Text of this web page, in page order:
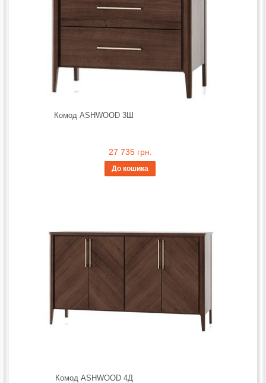
Комод ASHWOOD 3Ш
27 735 грн.
До кошика
Комод ASHWOOD 4Д